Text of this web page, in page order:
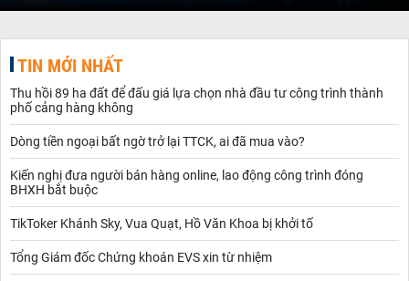
TIN MỚI NHẤT
Thu hồi 89 ha đất để đấu giá lựa chọn nhà đầu tư công trình thành
phố cảng hàng không
Dòng tiền ngoại bất ngờ trở lại TTCK, ai đã mua vào?
Kiến nghị đưa người bán hàng online, lao động công trình đóng
BHXH bắt buộc
TikToker Khánh Sky, Vua Quạt, Hồ Văn Khoa bị khởi tố
Tổng Giám đốc Chứng khoán EVS xin từ nhiệm